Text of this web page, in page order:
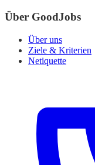
Über GoodJobs
Über uns
Ziele & Kriterien
Netiquette